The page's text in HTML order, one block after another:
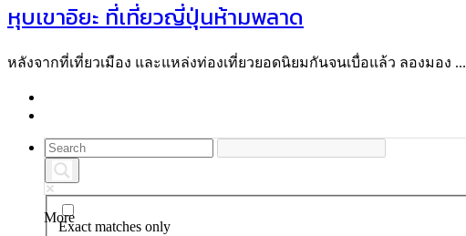
หุบเขาอิยะ ที่เที่ยวญี่ปุ่นห้ามพลาด
หลังจากที่เที่ยวเมือง และแหล่งท่องเที่ยวยอดนิยมกันจนเบื่อแล้ว ลองมอง ...
More
Exact matches only